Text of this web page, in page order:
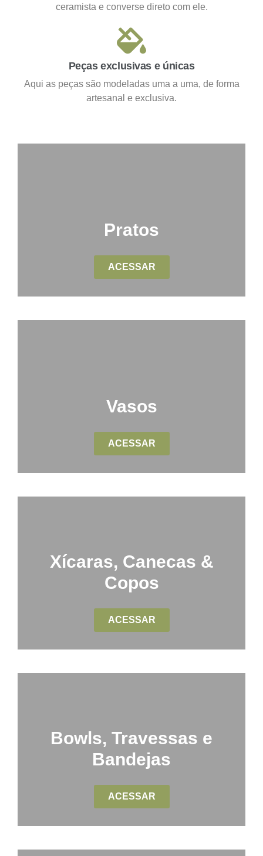
ceramista e converse direto com ele.
Peças exclusivas e únicas
Aqui as peças são modeladas uma a uma, de forma
artesanal e exclusiva.
Pratos
ACESSAR
Vasos
ACESSAR
Xícaras, Canecas &
Copos
ACESSAR
Bowls, Travessas e
Bandejas
ACESSAR